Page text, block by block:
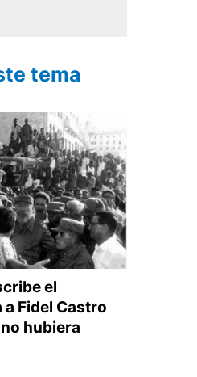
tema
el
Fidel Castro
hubiera